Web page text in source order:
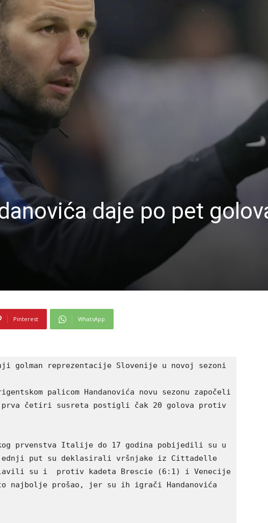
daje po pet
Pinterest WhatsApp
golman reprezentacije Slovenije u novoj sezoni
palicom Handanovića novu sezonu započeli
prva četiri susreta postigli čak 20 golova protiv
prvenstva Italije do 17 godina pobijedili su u
put su deklasirali vršnjake iz Cittadelle
su i  protiv kadeta Brescie (6:1) i Venecije
najbolje prošao, jer su ih igrači Handanovića